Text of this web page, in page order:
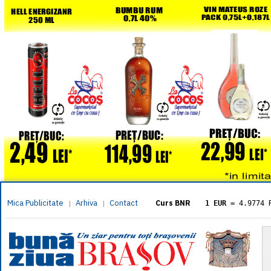
Mica Publicitate | Arhiva | Contact Curs BNR 1 EUR = 4.9774
= 5.8304
1 XAU= 464.4611
1 AED= 1.1933
1 AUD= 2.7957
1 BGN= 2.5449